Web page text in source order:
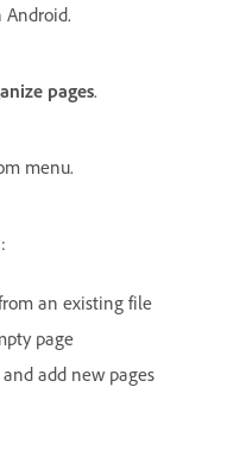
Android.
pages.
menu.
an existing file
page
and add new pages